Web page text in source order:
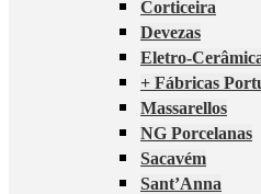
Corticeira
Devezas
Eletro-
+ Fábricas
Massarellos
NG Porcelanas
Sacavém
Sant’Anna